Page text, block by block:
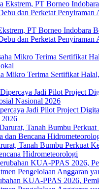
PT Borneo Indobara
dan Perketat
Mikro Terima Sertifikat
Jadi Pilot Project
2026
Tanah Bumbu Perkuat
Hidrometeorologi
KUA-PPAS 2026,